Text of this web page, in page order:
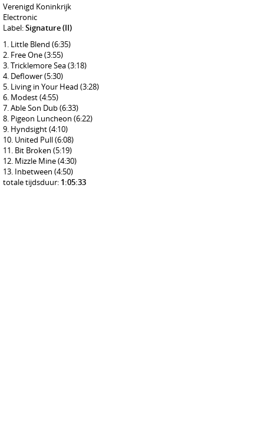
Verenigd Koninkrijk
Electronic
Label:Signature (II)
Little Blend (6:35)
Free One(3:55)
Tricklemore Sea(3:18)
Deflower(5:30)
Living in Your Head (3:28)
Modest(4:55)
Able Son Dub(6:33)
Pigeon Luncheon (6:22)
Hyndsight(4:10)
United Pull(6:08)
Bit Broken (5:19)
Mizzle Mine(4:30)
Inbetween (4:50)
totale tijdsduur: 1:05:33